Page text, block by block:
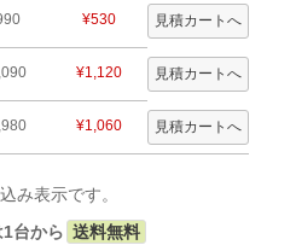
¥530
¥1,120
¥1,060
み表示です。
台から 送料無料